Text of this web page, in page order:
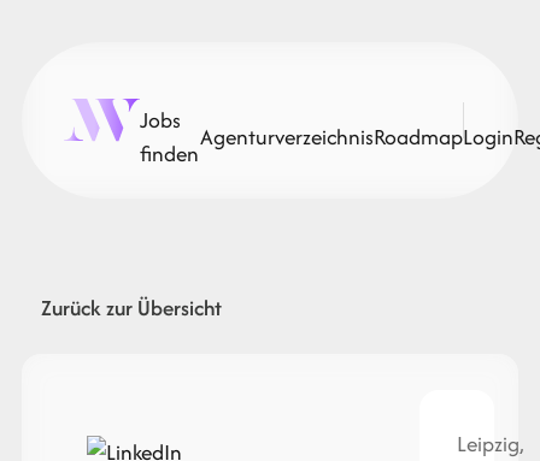
Jobs
finden
AgenturverzeichnisRoadmapLogin
Zurück zur Übersicht
Leipzig,